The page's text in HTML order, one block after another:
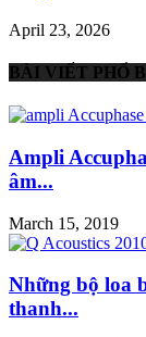
April 23, 2026
BÀI VIẾT PHỔ
Ampli
âm...
March 15, 2019
Những bộ loa
thanh...